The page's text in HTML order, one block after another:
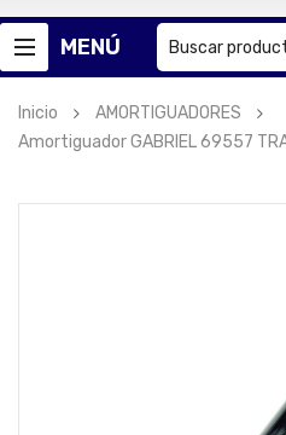
MENÚ
Inicio
AMORTIGUADORES
Amortiguador GABRIEL 69557